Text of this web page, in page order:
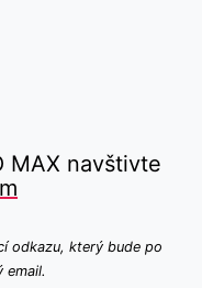
MAX navštivte
odkazu, který bude po
email.